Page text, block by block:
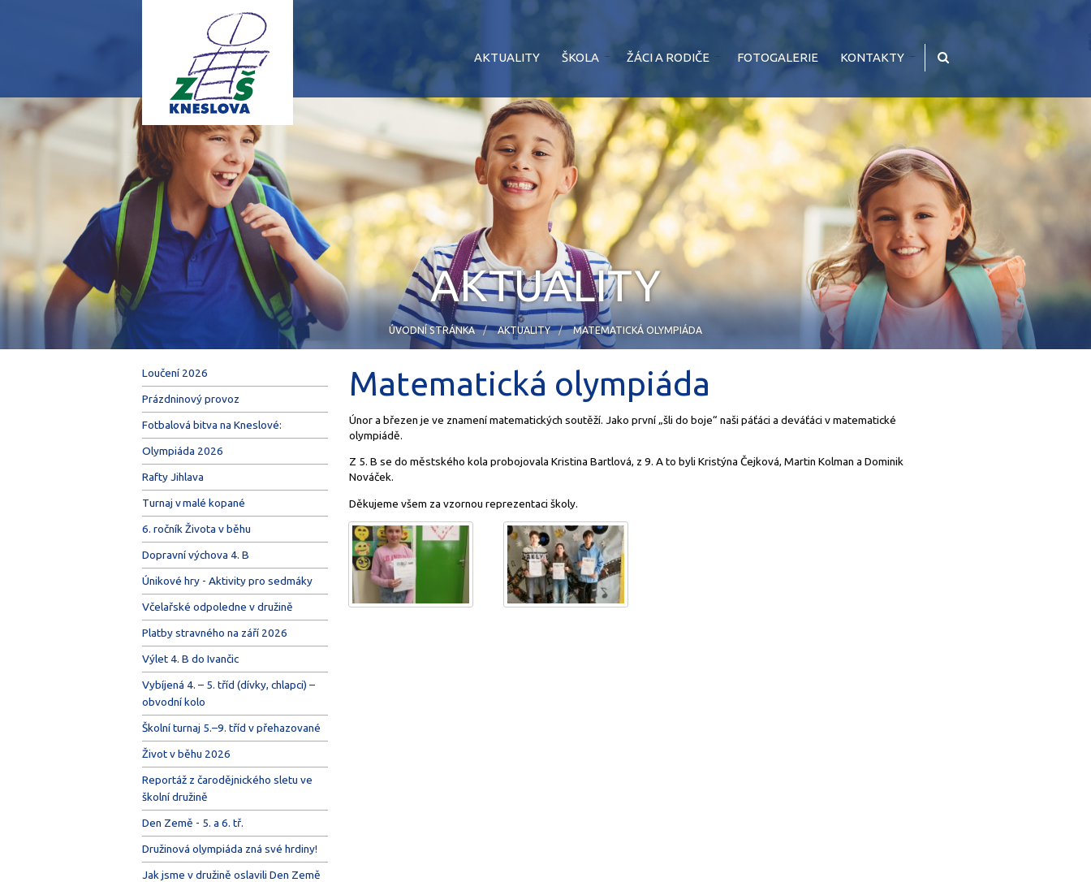
AKTUALITY ŠKOLA ŽÁCI A RODIČE FOTOGALERIE KONTAKTY
AKTUALITY
ÚVODNÍ STRÁNKA AKTUALITY MATEMATICKÁ OLYMPIÁDA
Loučení 2026
Prázdninový provoz
Fotbalová bitva na Kneslové:
Olympiáda 2026
Rafty Jihlava
Turnaj v malé kopané
6. ročník Života v běhu
Dopravní výchova 4. B
Únikové hry - Aktivity pro sedmáky
Včelařské odpoledne v družině
Platby stravného na září 2026
Výlet 4. B do Ivančic
Vybíjená 4. – 5. tříd (dívky, chlapci) –
obvodní kolo
Školní turnaj 5.–9. tříd v přehazované
Život v běhu 2026
Reportáž z čarodějnického sletu ve
školní družině
Den Země - 5. a 6. tř.
Družinová olympiáda zná své hrdiny!
Jak jsme v družině oslavili Den Země
Matematická olympiáda
Únor a březen je ve znamení matematických soutěží. Jako první „šli do boje“ naši páťáci a deváťáci v matematické
olympiádě.
Z 5. B se do městského kola probojovala Kristina Bartlová, z 9. A to byli Kristýna Čejková, Martin Kolman a Dominik
Nováček.
Děkujeme všem za vzornou reprezentaci školy.